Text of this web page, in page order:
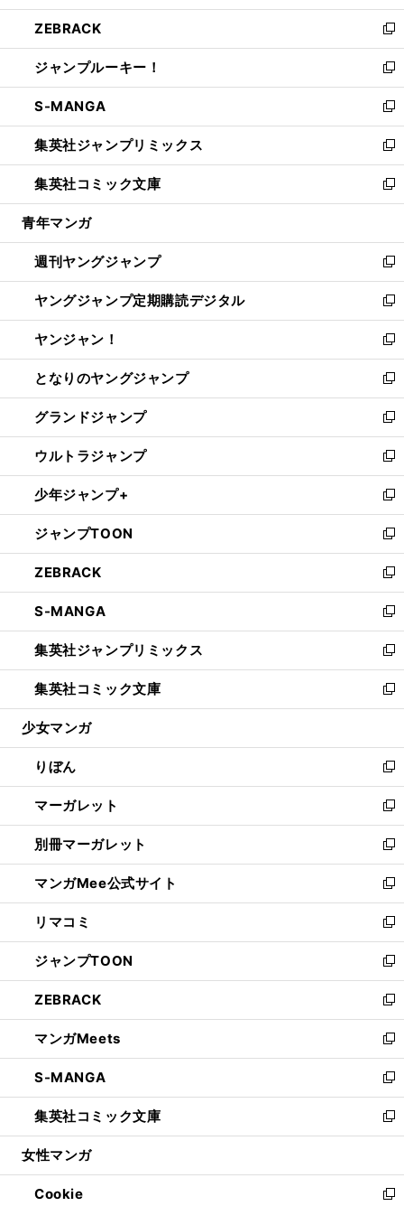
開
く
ウ
で
開
く
ン
ド
ウ
で
開
く
ウ
ィ
ン
ド
ウ
で
開
く
し
い
ウ
ィ
ン
ド
ウ
で
開
く
ZEBRACK
新
し
い
ウ
ィ
ン
ド
ウ
で
開
ジャンプルーキー！
新
し
い
ウ
ィ
ン
ド
ウ
開
く
S-MANGA
新
し
い
ウ
ィ
ン
ウ
で
開
く
集英社ジャンプリミックス
新
し
い
ウ
ン
ド
ウ
で
開
く
集英社コミック文庫
新
し
ウ
ィ
ン
ド
ウ
で
開
く
青年マンガ
週刊ヤングジャンプ
新
し
い
ウ
ィ
ン
ド
ウ
で
開
く
ヤングジャンプ定期購読デジタル
新
し
い
ウ
ィ
ン
ド
ウ
で
開
く
ヤンジャン！
新
し
い
ウ
ィ
ン
ド
ウ
で
開
く
となりのヤングジャンプ
新
し
い
ウ
ィ
ン
ド
ウ
で
開
く
グランドジャンプ
新
し
い
ウ
ィ
ン
ド
ウ
で
開
く
ウルトラジャンプ
新
し
い
ウ
ィ
ン
ド
ウ
で
開
く
少年ジャンプ+
新
し
い
ウ
ィ
ン
ド
ウ
で
開
く
ジャンプTOON
新
し
い
ウ
ィ
ン
ド
ウ
で
開
ZEBRACK
新
し
い
ウ
ィ
ン
ド
ウ
開
く
S-MANGA
新
し
い
ウ
ィ
ン
ウ
で
開
く
集英社ジャンプリミックス
新
し
い
ウ
ン
ド
ウ
で
開
く
集英社コミック文庫
新
し
ウ
ィ
ン
ド
ウ
で
開
く
少女マンガ
りぼん
新
し
い
ウ
ィ
ン
ド
ウ
で
開
く
マーガレット
新
し
い
ウ
ィ
ン
ド
ウ
で
開
く
別冊マーガレット
新
し
い
ウ
ィ
ン
ド
ウ
で
開
く
マンガMee公式サイト
新
し
い
ウ
ィ
ン
ド
ウ
で
開
く
リマコミ
新
し
い
ウ
ィ
ン
ド
ウ
で
開
く
ジャンプTOON
新
し
い
ウ
ィ
ン
ド
ウ
で
開
ZEBRACK
新
し
い
ウ
ィ
ン
ド
ウ
開
く
マンガMeets
新
し
い
ウ
ィ
ン
ウ
で
S-MANGA
新
し
い
ウ
ン
ド
集英社コミック文庫
新
し
ウ
ィ
女性マンガ
Cookie 新